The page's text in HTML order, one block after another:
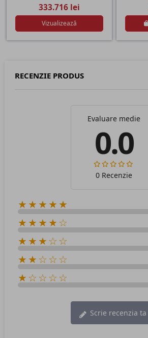
333.716 lei
Vizualizează
RECENZIE PRODUS
Evaluare medie
0.0
0 Recenzie
★★★★★
★★★★☆
★★★☆☆
★★☆☆☆
★☆☆☆☆
Scrie recenzia ta